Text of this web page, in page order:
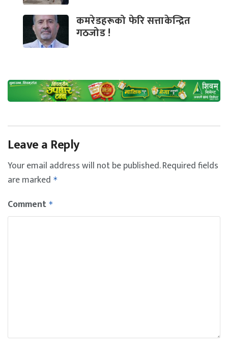
कमरेडहरूको फेरि सत्ताकेन्द्रित
गठजोड !
Leave a Reply
Your email address will not be published.Required fields
are marked *
Comment *